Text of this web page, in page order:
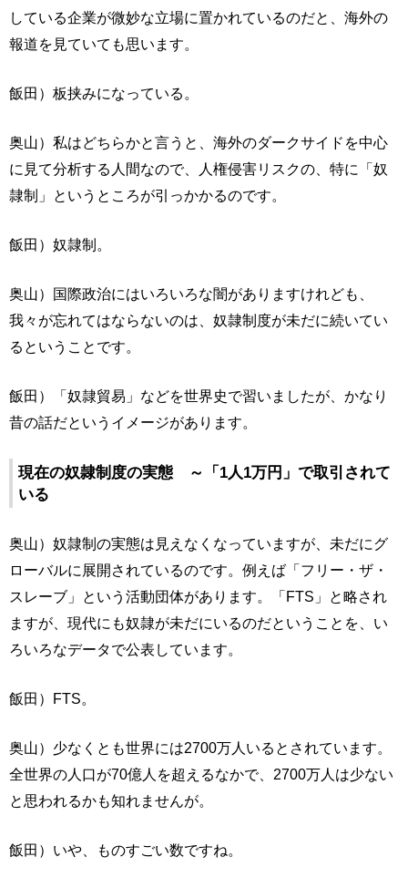
している企業が微妙な立場に置かれているのだと、海外の
報道を見ていても思います。
飯田）板挟みになっている。
奥山）私はどちらかと言うと、海外のダークサイドを中心
に見て分析する人間なので、人権侵害リスクの、特に「奴
隷制」というところが引っかかるのです。
飯田）奴隷制。
奥山）国際政治にはいろいろな闇がありますけれども、
我々が忘れてはならないのは、奴隷制度が未だに続いてい
るということです。
飯田）「奴隷貿易」などを世界史で習いましたが、かなり
昔の話だというイメージがあります。
現在の奴隷制度の実態 ～「1人1万円」で取引されて
いる
奥山）奴隷制の実態は見えなくなっていますが、未だにグ
ローバルに展開されているのです。例えば「フリー・ザ・
スレーブ」という活動団体があります。「FTS」と略され
ますが、現代にも奴隷が未だにいるのだということを、い
ろいろなデータで公表しています。
飯田）FTS。
奥山）少なくとも世界には2700万人いるとされています。
全世界の人口が70億人を超えるなかで、2700万人は少ない
と思われるかも知れませんが。
飯田）いや、ものすごい数ですね。